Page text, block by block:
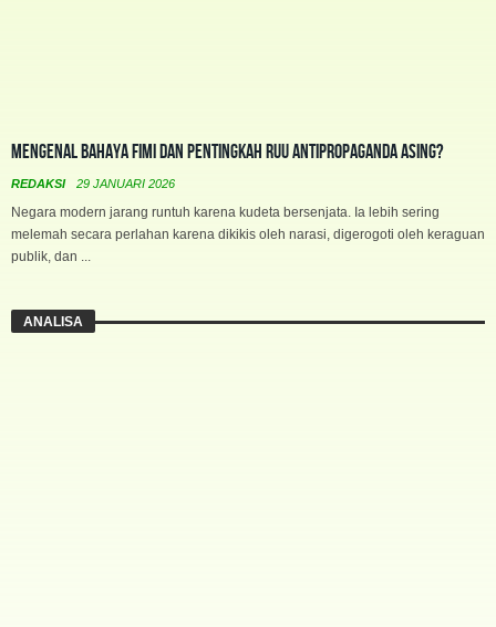
Mengenal Bahaya FIMI dan Pentingkah RUU Antipropaganda Asing?
REDAKSI 29 JANUARI 2026
Negara modern jarang runtuh karena kudeta bersenjata. Ia lebih sering
melemah secara perlahan karena dikikis oleh narasi, digerogoti oleh keraguan
publik, dan ...
ANALISA